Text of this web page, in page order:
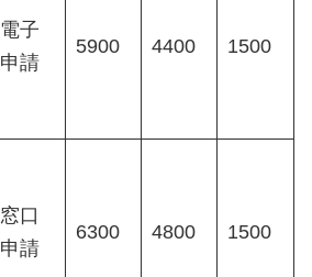
電子
申請
5900 4400 1500
窓口
申請
6300 4800 1500